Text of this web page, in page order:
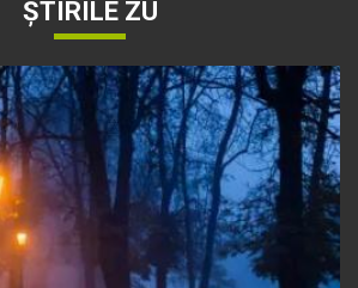
ȘTIRILE ZU